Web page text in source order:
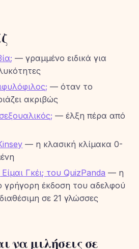
— γραμμένο ειδικά για
— όταν το
ακριβώς
— έλξη πέρα από
— η κλασική κλίμακα 0-
Γκέι; του QuizPanda — η
γρήγορη έκδοση του αδελφού
σε 21 γλώσσες
να μιλήσεις σε